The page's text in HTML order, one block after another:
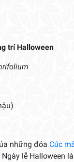
trí Halloween
những đóa Cúc
lễ Halloween